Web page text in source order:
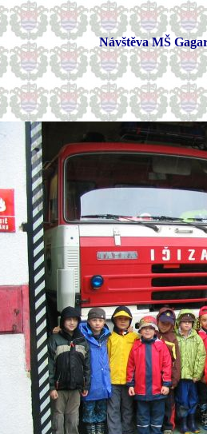
Návštěva MŠ